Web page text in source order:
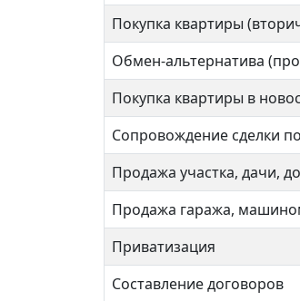
Покупка квартиры
Обмен-альтернатива
Покупка квартиры в
Сопровождение сделки
Продажа участка, дачи,
Продажа гаража,
Приватизация
Составление договоров
Улица Скобелевская
1 комнат
39 кв.м.